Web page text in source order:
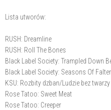
Lista utworów:
RUSH: Dreamline
RUSH: Roll The Bones
Black Label Society: Trampled Down
Black Label Society: Seasons Of Falter
KSU: Rozbity dzban/Ludzie bez
Rose Tatoo: Sweet Meat
Rose Tatoo: Creeper